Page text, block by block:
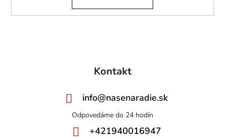
Kontakt
info@nasenaradie.sk
+421940016947